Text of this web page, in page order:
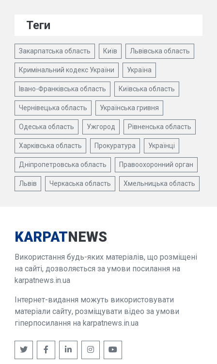
Теги
Закарпатська область Київ Львівська область
Кримінальний кодекс України Україна
Івано-Франківська область Київська область
Чернівецька область Українська гривня
Одеська область Ужгород Рівненська область
Харківська область Прокуратура Українці
Дніпропетровська область Правоохоронний орган
Львів Черкаська область Хмельницька область
KARPATNEWS
Використання будь-яких матеріалів, що розміщені
на сайті, дозволяється за умови посилання на
karpatnews.in.ua
Інтернет-видання можуть використовувати
матеріали сайту, розміщувати відео за умови
гіперпосилання на karpatnews.in.ua